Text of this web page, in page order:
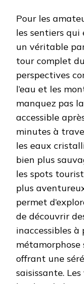
Pour les
les sentiers
un véritable
tour complet
perspectives
l’eau et les
manquez pas
accessible
minutes à
les eaux
bien plus
les spots
plus
permet
de découvrir
inaccessibles à
métamorphose
offrant une
saisissante.